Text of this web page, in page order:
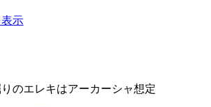
示
のエレキはアーカーシャ想定